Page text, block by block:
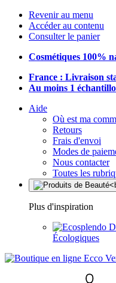
Revenir au menu
Accéder au contenu
Consulter le panier
Cosmétiques 100%
France : Livraison
Au moins 1
Aide
Où est ma
Retours
Frais d'envoi
Modes de
Nous contacter
Toutes les
Plus d'inspiration
Écologiques